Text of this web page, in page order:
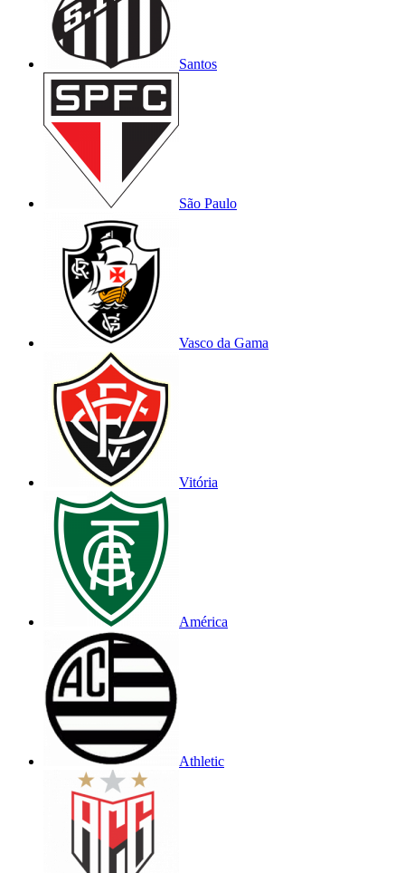
Santos
São Paulo
Vasco da Gama
Vitória
América
Athletic